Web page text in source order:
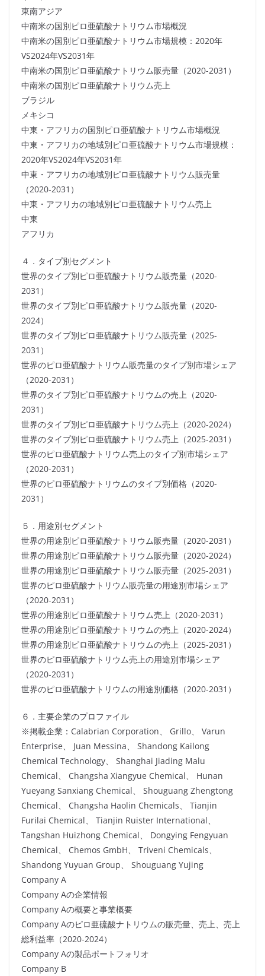
東南アジア
中南米の国別ピロ亜硫酸ナトリウム市場概況
中南米の国別ピロ亜硫酸ナトリウム市場規模：2020年
VS2024年VS2031年
中南米の国別ピロ亜硫酸ナトリウム販売量（2020-2031）
中南米の国別ピロ亜硫酸ナトリウム売上
ブラジル
メキシコ
中東・アフリカの国別ピロ亜硫酸ナトリウム市場概況
中東・アフリカの地域別ピロ亜硫酸ナトリウム市場規模：
2020年VS2024年VS2031年
中東・アフリカの地域別ピロ亜硫酸ナトリウム販売量
（2020-2031）
中東・アフリカの地域別ピロ亜硫酸ナトリウム売上
中東
アフリカ
４．タイプ別セグメント
世界のタイプ別ピロ亜硫酸ナトリウム販売量（2020-
2031）
世界のタイプ別ピロ亜硫酸ナトリウム販売量（2020-
2024）
世界のタイプ別ピロ亜硫酸ナトリウム販売量（2025-
2031）
世界のピロ亜硫酸ナトリウム販売量のタイプ別市場シェア
（2020-2031）
世界のタイプ別ピロ亜硫酸ナトリウムの売上（2020-
2031）
世界のタイプ別ピロ亜硫酸ナトリウム売上（2020-2024）
世界のタイプ別ピロ亜硫酸ナトリウム売上（2025-2031）
世界のピロ亜硫酸ナトリウム売上のタイプ別市場シェア
（2020-2031）
世界のピロ亜硫酸ナトリウムのタイプ別価格（2020-
2031）
５．用途別セグメント
世界の用途別ピロ亜硫酸ナトリウム販売量（2020-2031）
世界の用途別ピロ亜硫酸ナトリウム販売量（2020-2024）
世界の用途別ピロ亜硫酸ナトリウム販売量（2025-2031）
世界のピロ亜硫酸ナトリウム販売量の用途別市場シェア
（2020-2031）
世界の用途別ピロ亜硫酸ナトリウム売上（2020-2031）
世界の用途別ピロ亜硫酸ナトリウムの売上（2020-2024）
世界の用途別ピロ亜硫酸ナトリウムの売上（2025-2031）
世界のピロ亜硫酸ナトリウム売上の用途別市場シェア
（2020-2031）
世界のピロ亜硫酸ナトリウムの用途別価格（2020-2031）
６．主要企業のプロファイル
※掲載企業：Calabrian Corporation、 Grillo、 Varun
Enterprise、 Juan Messina、 Shandong Kailong
Chemical Technology、 Shanghai Jiading Malu
Chemical、 Changsha Xiangyue Chemical、 Hunan
Yueyang Sanxiang Chemical、 Shouguang Zhengtong
Chemical、 Changsha Haolin Chemicals、 Tianjin
Furilai Chemical、 Tianjin Ruister International、
Tangshan Huizhong Chemical、 Dongying Fengyuan
Chemical、 Chemos GmbH、 Triveni Chemicals、
Shandong Yuyuan Group、 Shouguang Yujing
Company A
Company Aの企業情報
Company Aの概要と事業概要
Company Aのピロ亜硫酸ナトリウムの販売量、売上、売上
総利益率（2020-2024）
Company Aの製品ポートフォリオ
Company B